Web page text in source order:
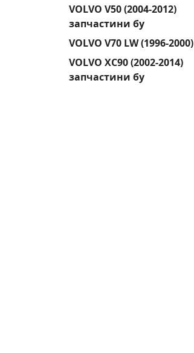
VOLVO V50 (2004-2012)
запчастини бу
VOLVO V70 LW (1996-2000)
VOLVO XC90 (2002-2014)
запчастини бу